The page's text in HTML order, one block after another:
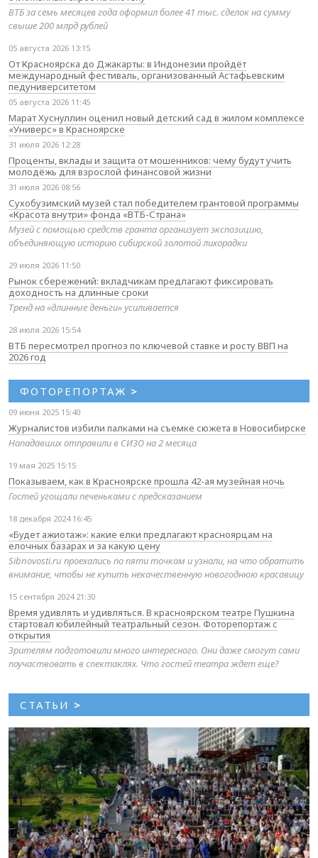
ВТБ за семь месяцев года оформил более 41 тыс. сделок на сумму
свыше 200 млрд рублей
05 августа 2026 13:15
От Красноярска до Джакарты: в Индонезии пройдёт
международный фестиваль, организованный Астафьевским
педуниверситетом
05 августа 2026 11:45
Марат Хуснуллин оценил новый детский сад в жилом комплексе
«Универс» в Красноярске
31 июля 2026 12:28
Проценты, вклады и защита от мошенников: чему будут учить
молодёжь для взрослой финансовой жизни
31 июля 2026 08:56
Сухобузимский музей стал победителем грантовой программы
«Красота внутри» фонда «ВТБ-Страна»
Музей с помощью средств гранта организует экспозицию,
объединяющую историю сибирской золотой лихорадки
29 июля 2026 11:50
Рынок сбережений: вкладчикам предлагают фиксировать
доходность на длинные сроки
Тренд на «длинные деньги» усиливается
28 июля 2026 15:54
ВТБ пересмотрел прогноз по ключевой ставке и росту ВВП на
2026 год
ФОТОРЕПОРТАЖ >
09 июня 2025 15:40
Журналистов избили палками на съемке сюжета в Новосибирске
Нападавших отправили в СИЗО на 2 месяца
19 мая 2025 15:15
Показываем, как в Красноярске прошла 42-ая музейная ночь
Гостей угощали печеньками с предсказанием
18 декабря 2024 16:45
«Будет ажиотаж»: какие елки предлагают красноярцам на
елочных базарах и за какую цену
Sibnovosti.ru проехались по пяти точкам и узнали, на что обратить
внимание, чтобы не купить некачественную новогоднюю красавицу
15 сентября 2024 21:30
Время удивлять и удивляться. В красноярском театре Пушкина
стартовал юбилейный театральный сезон. Фоторепортаж с
открытия
Зрителям подготовили много интересного. Они даже смогут сами
поучаствовать в спектаклях. Что гостей театра ждет еще?
СТАТЬИ >